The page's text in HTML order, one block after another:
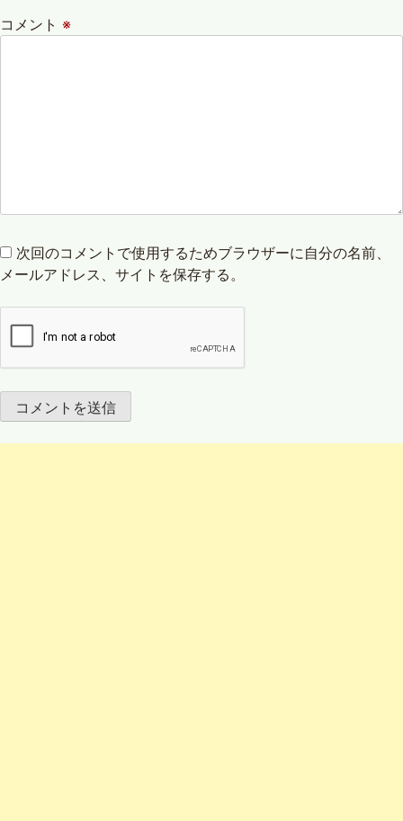
コメント ※
次回のコメントで使用するためブラウザーに自分の名前、
メールアドレス、サイトを保存する。